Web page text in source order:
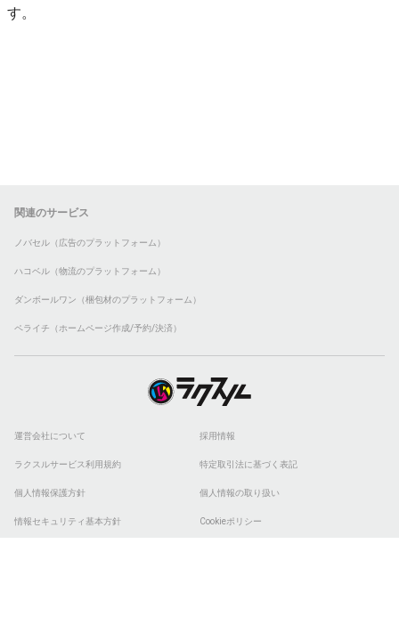
す。
関連のサービス
ノバセル（広告のプラットフォーム）
ハコベル（物流のプラットフォーム）
ダンボールワン（梱包材のプラットフォーム）
ペライチ（ホームページ作成/予約/決済）
運営会社について 採用情報
ラクスルサービス利用規約 特定取引法に基づく表記
個人情報保護方針 個人情報の取り扱い
情報セキュリティ基本方針 Cookieポリシー